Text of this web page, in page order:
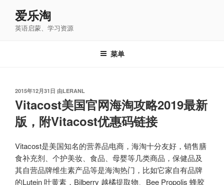
爱乐淘
英语启蒙、学习资源
菜单
发
布
于
2015年12月31日 由LERANL
Vitacost美国官网海淘攻略2019最新
版，附Vitacost优惠码链接
Vitacost是美国知名的营养品电商，海淘十分友好，销售膳
食补充剂、个护美妆、食品、母婴等几类商品，保健品及
其自营品牌维生素产品等是海淘热门，比如它家自有品牌
的Lutein 叶黄素，Bilberry 越橘提取物、Bee Propolis 蜂胶